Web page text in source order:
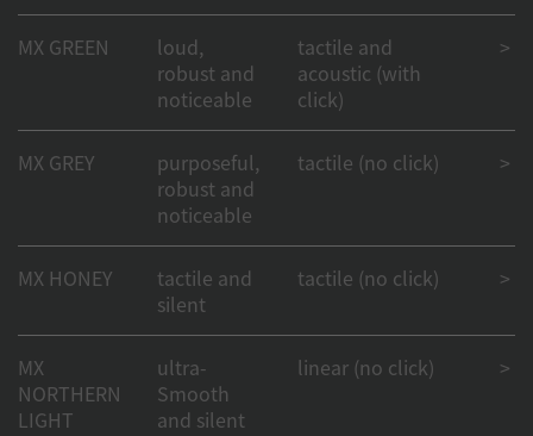
MX GREEN
loud,
robust and
noticeable
tactile and
acoustic (with
click)
>
MX GREY
purposeful,
robust and
noticeable
tactile (no click) >
MX HONEY
tactile and
silent
tactile (no click) >
MX
NORTHERN
LIGHT
ultra-
Smooth
and silent
linear (no click) >